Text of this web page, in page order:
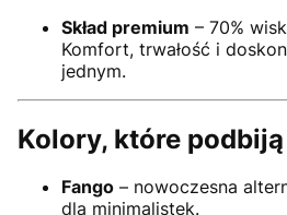
Skład premium – 70%
Komfort, trwałość i
jednym.
Kolory, które
Fango – nowoczesna
dla minimalistek.